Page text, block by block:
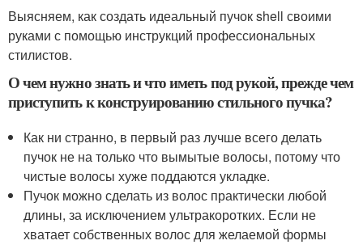
Выясняем, как создать идеальный пучок shell своими
руками с помощью инструкций профессиональных
стилистов.
О чем нужно знать и что иметь под рукой, прежде чем
приступить к конструированию стильного пучка?
Как ни странно, в первый раз лучше всего делать
пучок не на только что вымытые волосы, потому что
чистые волосы хуже поддаются укладке.
Пучок можно сделать из волос практически любой
длины, за исключением ультракоротких. Если не
хватает собственных волос для желаемой формы